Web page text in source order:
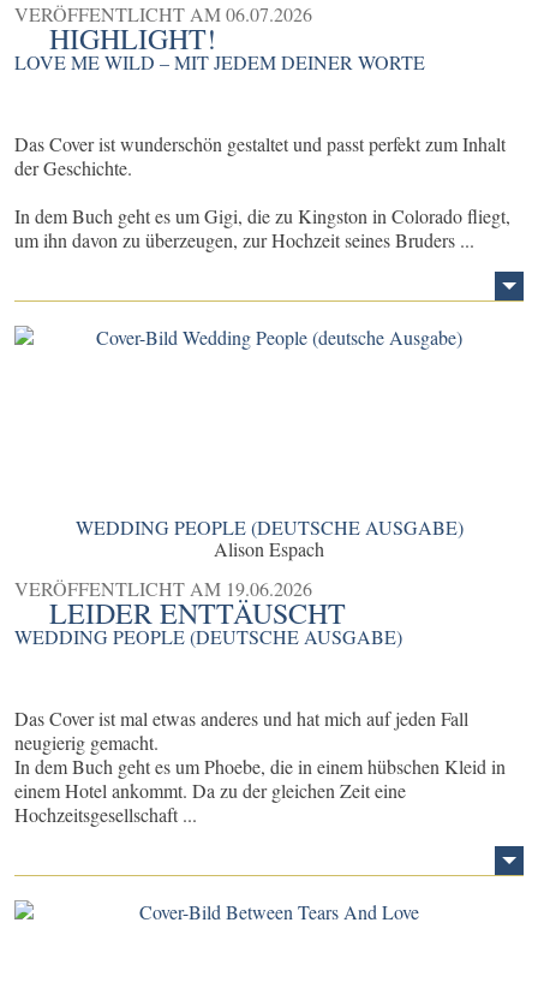
VERÖFFENTLICHT AM06.07.2026
HIGHLIGHT!
LOVE ME WILD – MIT JEDEM DEINER WORTE
Das Cover ist wunderschön gestaltet und passt perfekt zum Inhalt
der Geschichte.
In dem Buch geht es um Gigi, die zu Kingston in Colorado fliegt,
um ihn davon zu überzeugen, zur Hochzeit seines Bruders ...
WEDDING PEOPLE (DEUTSCHE AUSGABE)
Alison Espach
VERÖFFENTLICHT AM 19.06.2026
LEIDER ENTTÄUSCHT
WEDDING PEOPLE (DEUTSCHE AUSGABE)
Das Cover ist mal etwas anderes und hat mich auf jeden Fall
neugierig gemacht.
In dem Buch geht es um Phoebe, die in einem hübschen Kleid in
einem Hotel ankommt. Da zu der gleichen Zeit eine
Hochzeitsgesellschaft ...